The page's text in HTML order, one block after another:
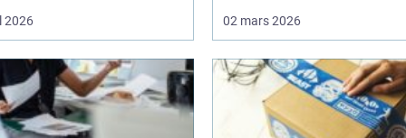
2026 02 mars 2026